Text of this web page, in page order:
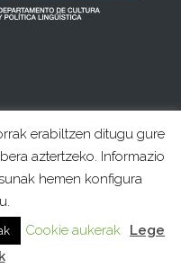
erabiltzen ditugu gure
aztertzeko. Informazio
hemen konfigura
Cookie aukerak
Lege